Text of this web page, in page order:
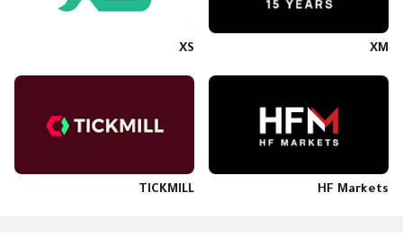
XM
XS
HF Markets
TICKMILL